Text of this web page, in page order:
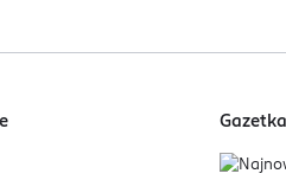
Gazetka